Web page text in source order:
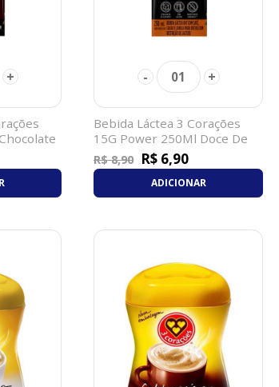
+ - 01 +
Bebida Láctea 3 Corações
15G Power 250Ml Doce De
Leite
R$ 8,90 R$ 6,90
ADICIONAR